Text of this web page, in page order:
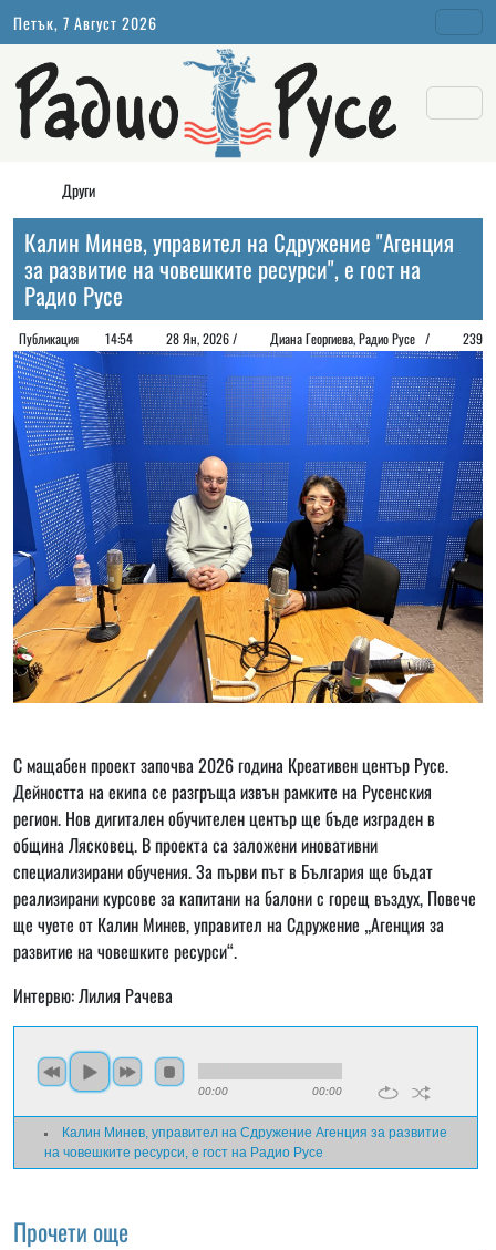
Петък, 7 Август 2026
Други
Калин Минев, управител на Сдружение "Агенция
за развитие на човешките ресурси", е гост на
Радио Русе
Публикация 14:54 28 Ян, 2026 / Диана Георгиeва, Радио Русе / 239
С мащабен проект започва 2026 година Креативен център Русе.
Дейността на екипа се разгръща извън рамките на Русенския
регион. Нов дигитален обучителен център ще бъде изграден в
община Лясковец. В проекта са заложени иновативни
специализирани обучения. За първи път в България ще бъдат
реализирани курсове за капитани на балони с горещ въздух, Повече
ще чуете от Калин Минев, управител на Сдружение „Агенция за
развитие на човешките ресурси“.
Интервю: Лилия Рачева
00:00 00:00
Калин Минев, управител на Сдружение Агенция за развитие
на човешките ресурси, е гост на Радио Русе
Прочети още